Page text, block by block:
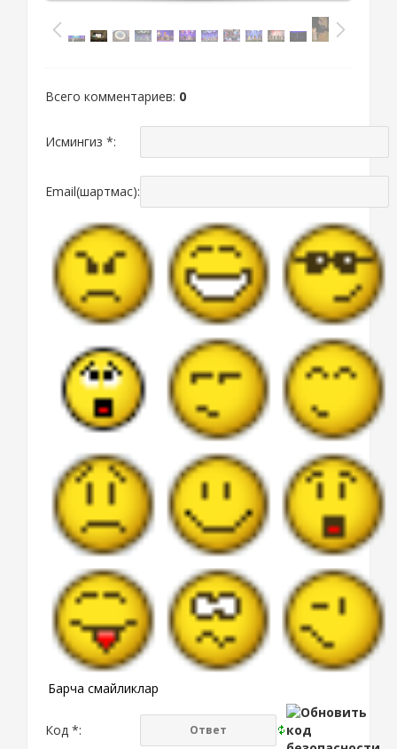
Всего комментариев: 0
Исмингиз *:
Email(шартмас):
Барча смайликлар
Код *: